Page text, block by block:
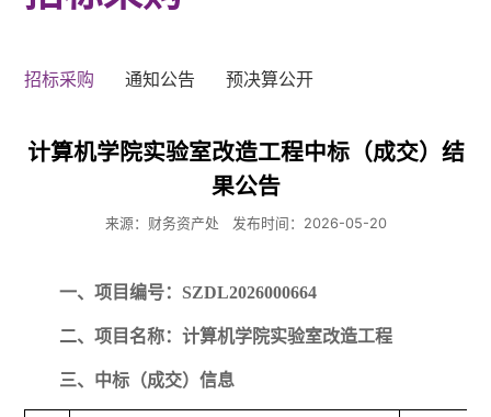
招标采购 通知公告 预决算公开
计算机学院实验室改造工程中标（成交）结
果公告
来源：财务资产处 发布时间：2026-05-20
一、项目编号：SZDL2026000664
二、项目名称：计算机学院实验室改造工程
三、 中标（成交）信息